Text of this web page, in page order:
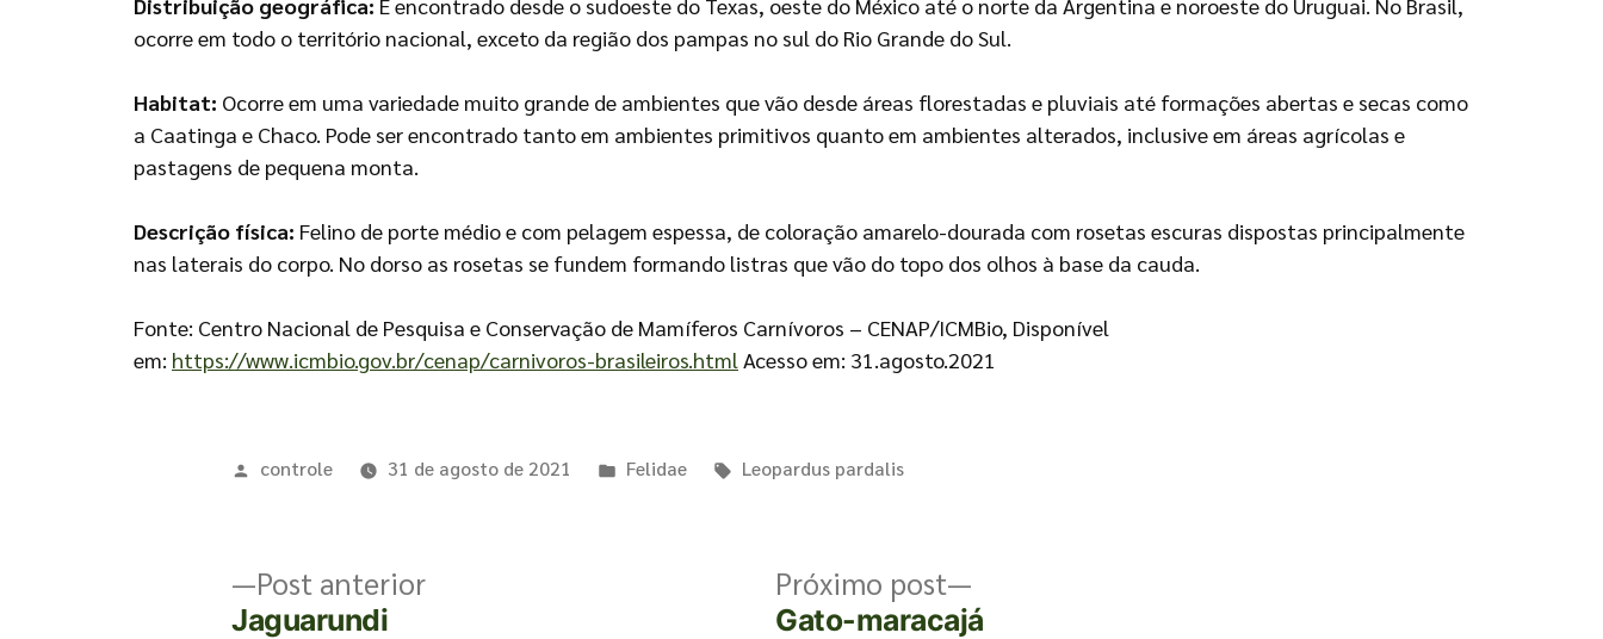
ocorre em todo o território nacional, exceto da região dos pampas no sul do Rio Grande do Sul.
Habitat: Ocorre em uma variedade muito grande de ambientes que vão desde áreas florestadas e pluviais até formações abertas e secas como
a Caatinga e Chaco. Pode ser encontrado tanto em ambientes primitivos quanto em ambientes alterados, inclusive em áreas agrícolas e
pastagens de pequena monta.
Descrição física: Felino de porte médio e com pelagem espessa, de coloração amarelo-dourada com rosetas escuras dispostas principalmente
nas laterais do corpo. No dorso as rosetas se fundem formando listras que vão do topo dos olhos à base da cauda.
Fonte: Centro Nacional de Pesquisa e Conservação de Mamíferos Carnívoros – CENAP/ICMBio, Disponível
em: https://www.icmbio.gov.br/cenap/carnivoros-brasileiros.htmlAcesso em: 31.agosto.2021
controle 31 de agosto de 2021 Felidae Leopardus pardalis
Post anterior
Jaguarundi
Próximo post
Gato-maracajá